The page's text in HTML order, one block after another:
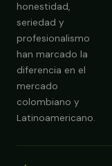
honestidad,
seriedad y
profesionalismo
han marcado la
diferencia en el
mercado
colombiano y
Latinoamericano.